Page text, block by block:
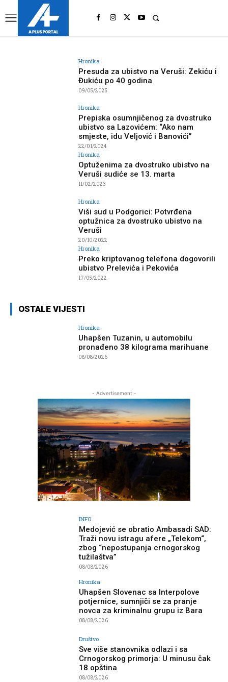
Hronika
Presuda za ubistvo na Veruši: Zekiću i
Đukiću po 40 godina
09/05/2025
Hronika
Prepiska osumnjičenog za dvostruko
ubistvo sa Lazovićem: “Ako nam
smjeste, idu Veljović i Banovići”
22/01/2024
Hronika
Optuženima za dvostruko ubistvo na
Veruši sudiće se 13. marta
11/02/2023
Hronika
Viši sud u Podgorici: Potvrđena
optužnica za dvostruko ubistvo na
Veruši
20/10/2022
Hronika
Preko kriptovanog telefona dogovorili
ubistvo Prelevića i Pekovića
17/05/2022
OSTALE VIJESTI
Hronika
Uhapšen Tuzanin, u automobilu
pronađeno 38 kilograma marihuane
08/08/2026
- Advertisement -
INFO
Medojević se obratio Ambasadi SAD:
Traži novu istragu afere „Telekom“,
zbog “nepostupanja crnogorskog
tužilaštva”
08/08/2026
Hronika
Uhapšen Slovenac sa Interpolove
potjernice, sumnjiči se za pranje
novca za kriminalnu grupu iz Bara
08/08/2026
Društvo
Sve više stanovnika odlazi i sa
Crnogorskog primorja: U minusu čak
18 opština
08/08/2026